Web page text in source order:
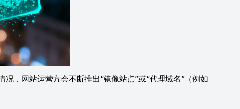
，网站运营方会不断推出“镜像站点”或“代理域名”（例如